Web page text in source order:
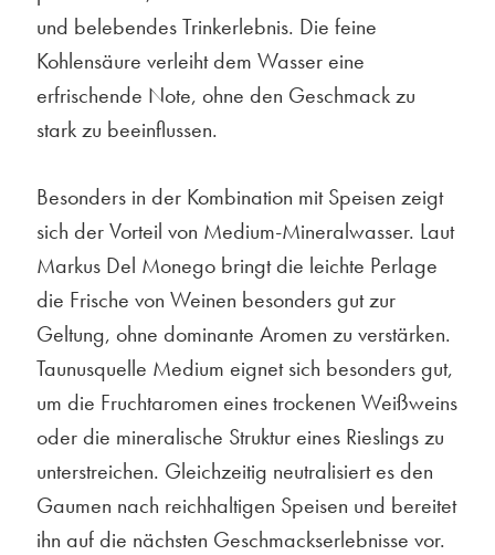
und belebendes Trinkerlebnis. Die feine
Kohlensäure verleiht dem Wasser eine
erfrischende Note, ohne den Geschmack zu
stark zu beeinflussen.
Besonders in der Kombination mit Speisen zeigt
sich der Vorteil von Medium-Mineralwasser. Laut
Markus Del Monego bringt die leichte Perlage
die Frische von Weinen besonders gut zur
Geltung, ohne dominante Aromen zu verstärken.
Taunusquelle Medium eignet sich besonders gut,
um die Fruchtaromen eines trockenen Weißweins
oder die mineralische Struktur eines Rieslings zu
unterstreichen. Gleichzeitig neutralisiert es den
Gaumen nach reichhaltigen Speisen und bereitet
ihn auf die nächsten Geschmackserlebnisse vor.